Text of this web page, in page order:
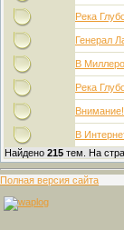
Река
Генерал
В
Река
В
Найдено 215 тем. На
Полная версия сайта